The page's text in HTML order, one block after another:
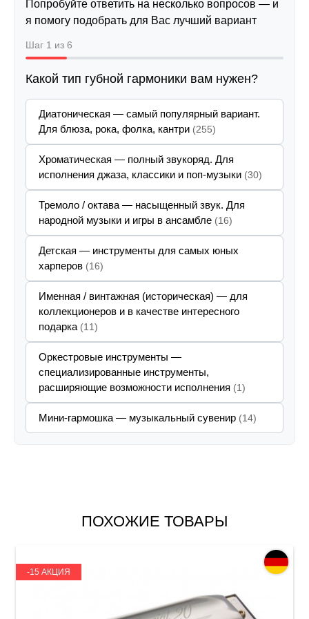
Попробуйте ответить на несколько вопросов — и
я помогу подобрать для Вас лучший вариант
Шаг 1 из 6
Какой тип губной гармоники вам нужен?
Диатоническая — самый популярный вариант.
Для блюза, рока, фолка, кантри (255)
Хроматическая — полный звукоряд. Для
исполнения джаза, классики и поп-музыки (30)
Тремоло / октава — насыщенный звук. Для
народной музыки и игры в ансамбле (16)
Детская — инструменты для самых юных
харперов (16)
Именная / винтажная (историческая) — для
коллекционеров и в качестве интересного
подарка (11)
Оркестровые инструменты —
специализированные инструменты,
расширяющие возможности исполнения (1)
Мини-гармошка — музыкальный сувенир (14)
ПОХОЖИЕ ТОВАРЫ
-15 АКЦИЯ